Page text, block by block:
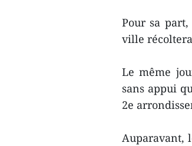
Pour sa
ville
Le même
sans appui
2e
Auparavant,